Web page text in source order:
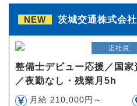
NEW 茨城交通株式会
正社員
整備士デビュー応援／国
／夜勤なし・残業月5h
月給 210,000円～